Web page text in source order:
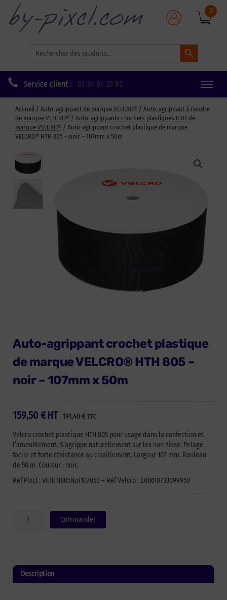
for:
Search Button
0
Service client : 01 34 84 21 93
Toggle
Accueil / Auto-agrippant de marque VELCRO® / Auto-agrippant à coudre
de marque VELCRO® / Auto-agrippants crochets plastiques HTH de
marque VELCRO® / Auto-agrippant crochet plastique de marque
VELCRO® HTH 805 – noir – 107mm x 50m
Auto-agrippant crochet plastique
de marque VELCRO® HTH 805 –
noir – 107mm x 50m
159,50 € 191,40€ TTC
HT
Velcro crochet plastique HTH 805 pour usage dans la confection et
l’ameublement. S’agrippe naturellement sur les non-tissé. Pelage
facile et forte résistance au cisaillement. Largeur 107 mm. Rouleau
de 50 m. Couleur : noir.
Réf Pixcl : VCHTH805Noi107050 – Réf Velcro : E00610733099950
quantité
plastique
Commander
Description